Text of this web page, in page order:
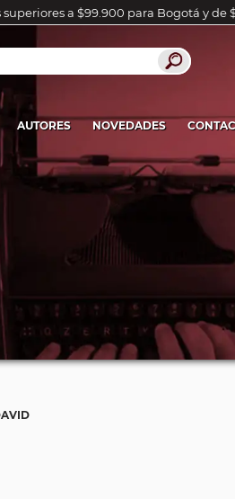
a $99.900 para Bogotá y de
AUTORES NOVEDADES